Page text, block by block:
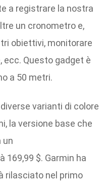
a registrare la nostra
un cronometro e,
obiettivi, monitorare
ecc. Questo gadget è
a 50 metri.
varianti di colore
la versione base che
un
$. Garmin ha
rilasciato nel primo